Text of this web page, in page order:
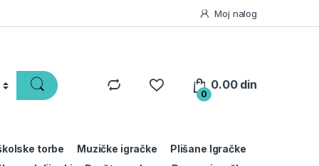
Moj nalog
0
0.00 din
torbe Muzičke igračke
Plišane Igračke